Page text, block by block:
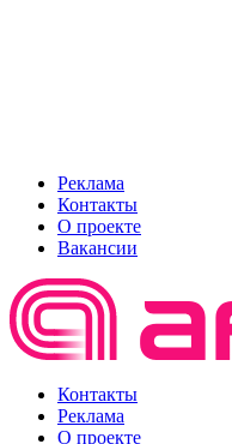
Реклама
Контакты
О проекте
Вакансии
Контакты
Реклама
О проекте